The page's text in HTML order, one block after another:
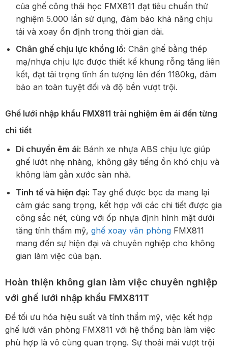
của ghế công thái học FMX811 đạt tiêu chuẩn thử
nghiệm 5.000 lần sử dụng, đảm bảo khả năng chịu
tải và xoay ổn định trong thời gian dài.
Chân ghế chịu lực khổng lồ: Chân ghế bằng thép
mạ/nhựa chịu lực được thiết kế khung rỗng tăng liên
kết, đạt tải trọng tĩnh ấn tượng lên đến 1180kg, đảm
bảo an toàn tuyệt đối và độ bền vượt trội.
Ghế lưới nhập khẩu FMX811 trải nghiệm êm ái đến từng
chi tiết
Di chuyển êm ái: Bánh xe nhựa ABS chịu lực giúp
ghế lướt nhẹ nhàng, không gây tiếng ồn khó chịu và
không làm gằn xước sàn nhà.
Tinh tế và hiện đại: Tay ghế được bọc da mang lại
cảm giác sang trọng, kết hợp với các chi tiết được gia
công sắc nét, cùng với ốp nhựa định hình mặt dưới
tăng tính thẩm mỹ, ghế xoay văn phòngFMX811
mang đến sự hiện đại và chuyên nghiệp cho không
gian làm việc của bạn.
Hoàn thiện không gian làm việc chuyên nghiệp
với ghế lưới nhập khẩu FMX811T
Để tối ưu hóa hiệu suất và tính thẩm mỹ, việc kết hợp
ghế lưới văn phòng FMX811 với hệ thống bàn làm việc
phù hợp là vô cùng quan trọng. Sự thoải mái vượt trội